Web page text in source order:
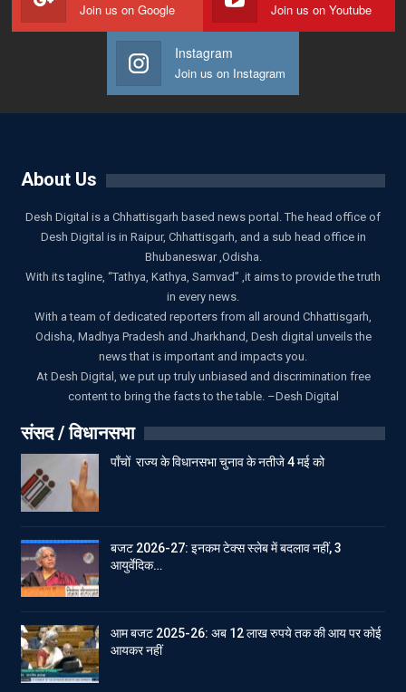
Join us on Google Join us on Youtube
Instagram
Join us on Instagram
About Us
Desh Digital is a Chhattisgarh based news portal. The head office of
Desh Digital is in Raipur, Chhattisgarh, and a sub head office in
Bhubaneswar ,Odisha.
With its tagline, “Tathya, Kathya, Samvad” ,it aims to provide the truth
in every news.
With a team of dedicated reporters from all around Chhattisgarh,
Odisha, Madhya Pradesh and Jharkhand, Desh digital unveils the
news that is important and impacts you.
At Desh Digital, we put up truly unbiased and discrimination free
content to bring the facts to the table. –Desh Digital
संसद / विधानसभा
पाँचों राज्य के विधानसभा चुनाव के नतीजे 4 मई को
बजट 2026-27: इनकम टेक्स स्लेब में बदलाव नहीं, 3
आयुर्वेदिक…
आम बजट 2025-26: अब 12 लाख रुपये तक की आय पर कोई
आयकर नहीं